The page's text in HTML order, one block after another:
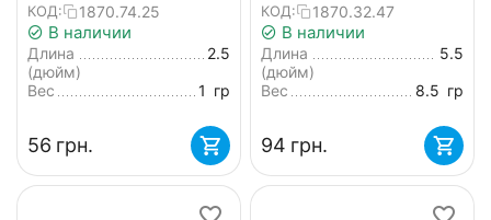
КОД: 1870.74.25
В наличии
Длина
(дюйм)
2.5
Вес
1 гр
‍56‍ грн.
КОД: 1870.32.47
В наличии
Длина
(дюйм)
5.5
Вес
8.5 гр
‍94‍ грн.